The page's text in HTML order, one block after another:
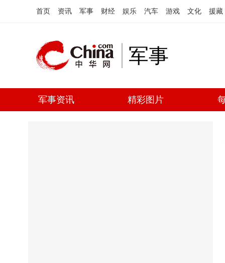
首页 资讯 军事 财经 娱乐 汽车 游戏 文化 援藏
军事
军事资讯 精彩图片